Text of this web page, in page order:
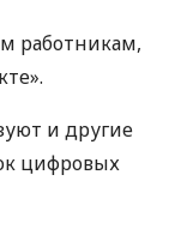
работникам,
и другие
цифровых